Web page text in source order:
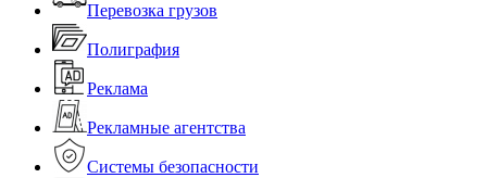
Перевозка грузов
Полиграфия
Реклама
Рекламные агентства
Системы безопасности